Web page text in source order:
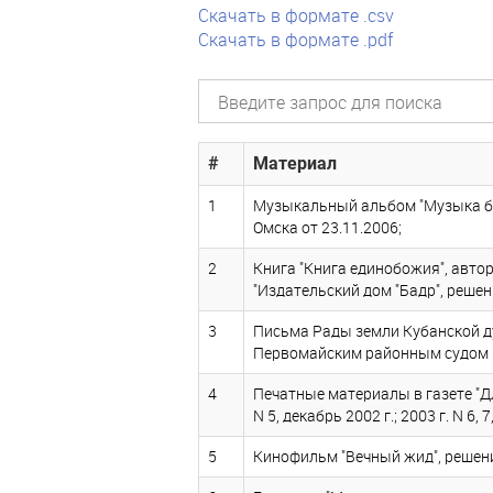
Скачать в формате .csv
Скачать в формате .pdf
#
Материал
1
Музыкальный альбом "Музыка
Омска от 23.11.2006;
2
Книга "Книга единобожия",
"Издательский дом "Бадр",
3
Письма Рады земли Кубанской
Первомайским районным судом
4
Печатные материалы в газете
N 5, декабрь 2002 г.; 2003 г. N
5
Кинофильм "Вечный жид",